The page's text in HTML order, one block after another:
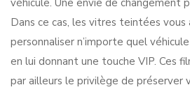
véhicule. Une envie de changement
Dans ce cas, les vitres teintées vous
personnaliser n’importe quel
en lui donnant une touche VIP. Ces
par ailleurs le privilège de préserver